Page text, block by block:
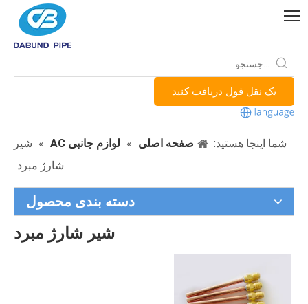
یک نقل قول دریافت کنید
شما اینجا هستید: صفحه اصلی » لوازم جانبی AC » شیر
شارژ مبرد
دسته بندی محصول
شیر شارژ مبرد